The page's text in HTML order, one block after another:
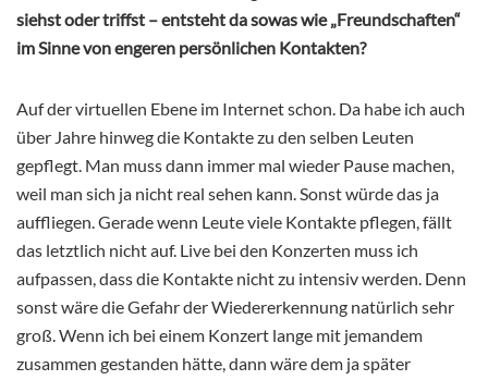
siehst oder triffst – entsteht da sowas wie „Freundschaften“
im Sinne von engeren persönlichen Kontakten?
Auf der virtuellen Ebene im Internet schon. Da habe ich auch
über Jahre hinweg die Kontakte zu den selben Leuten
gepflegt. Man muss dann immer mal wieder Pause machen,
weil man sich ja nicht real sehen kann. Sonst würde das ja
auffliegen. Gerade wenn Leute viele Kontakte pflegen, fällt
das letztlich nicht auf. Live bei den Konzerten muss ich
aufpassen, dass die Kontakte nicht zu intensiv werden. Denn
sonst wäre die Gefahr der Wiedererkennung natürlich sehr
groß. Wenn ich bei einem Konzert lange mit jemandem
zusammen gestanden hätte, dann wäre dem ja später